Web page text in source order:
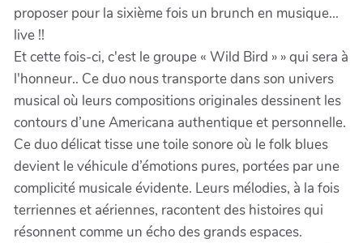
proposer pour la sixième fois un brunch en musique...
live !!
Et cette fois-ci, c'est le groupe « Wild Bird » » qui sera à
l'honneur.. Ce duo nous transporte dans son univers
musical où leurs compositions originales dessinent les
contours d’une Americana authentique et personnelle.
Ce duo délicat tisse une toile sonore où le folk blues
devient le véhicule d’émotions pures, portées par une
complicité musicale évidente. Leurs mélodies, à la fois
terriennes et aériennes, racontent des histoires qui
résonnent comme un écho des grands espaces.